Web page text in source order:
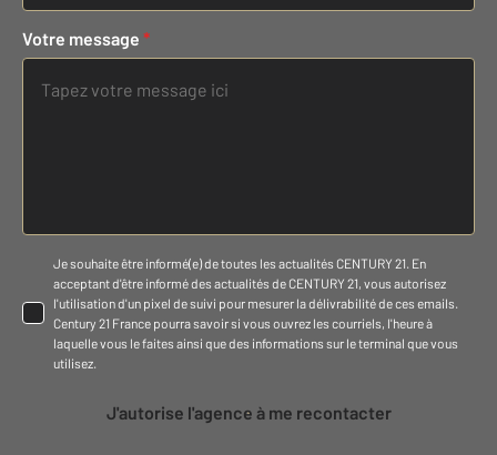
Votre message *
Je souhaite être informé(e) de toutes les actualités CENTURY 21. En
acceptant d'être informé des actualités de CENTURY 21, vous autorisez
l'utilisation d'un pixel de suivi pour mesurer la délivrabilité de ces emails.
Century 21 France pourra savoir si vous ouvrez les courriels, l'heure à
laquelle vous le faites ainsi que des informations sur le terminal que vous
utilisez.
J'autorise l'agence à me recontacter